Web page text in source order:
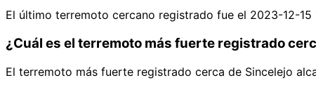
El último terremoto cercano registrado fue el 2023-12-15
¿Cuál es el terremoto más fuerte registrado
El terremoto más fuerte registrado cerca de Sincelejo